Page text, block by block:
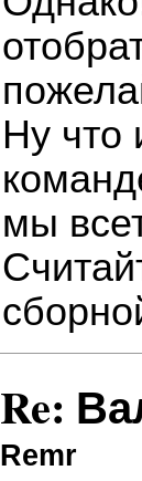
Ну что
мы
Re:
Remr